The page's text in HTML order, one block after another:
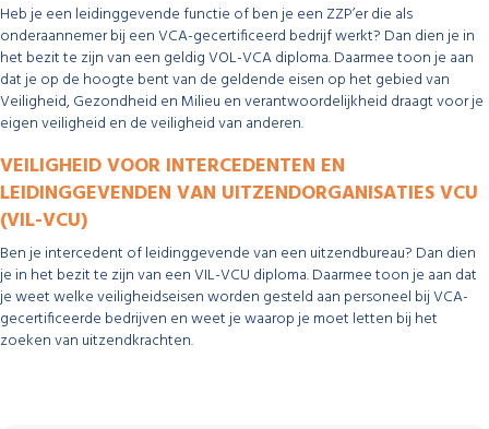
Heb je een leidinggevende functie of ben je een ZZP’er die als
onderaannemer bij een VCA-gecertificeerd bedrijf werkt? Dan dien je in
het bezit te zijn van een geldig VOL-VCA diploma. Daarmee toon je aan
dat je op de hoogte bent van de geldende eisen op het gebied van
Veiligheid, Gezondheid en Milieu en verantwoordelijkheid draagt voor je
eigen veiligheid en de veiligheid van anderen.
VEILIGHEID VOOR INTERCEDENTEN EN
LEIDINGGEVENDEN VAN UITZENDORGANISATIES VCU
(VIL-VCU)
Ben je intercedent of leidinggevende van een uitzendbureau? Dan dien
je in het bezit te zijn van een VIL-VCU diploma. Daarmee toon je aan dat
je weet welke veiligheidseisen worden gesteld aan personeel bij VCA-
gecertificeerde bedrijven en weet je waarop je moet letten bij het
zoeken van uitzendkrachten.